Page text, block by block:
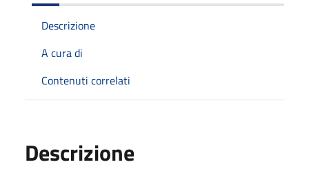
Descrizione
A cura di
Contenuti correlati
Descrizione